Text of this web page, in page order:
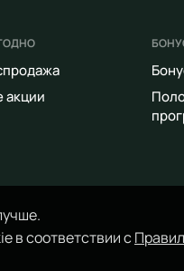
в соответствии с
акции